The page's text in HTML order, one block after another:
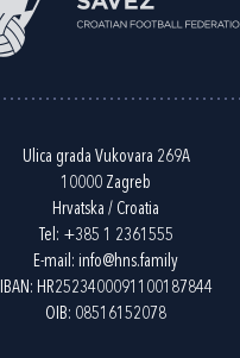
Ulica grada Vukovara 269A
10000 Zagreb
Hrvatska / Croatia
Tel: +385 1 2361555
E-mail: info@hns.family
IBAN: HR2523400091100187844
OIB: 08516152078